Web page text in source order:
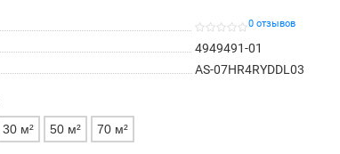
0 отзывов
4949491-01
AS-07HR4RYDDL03
30 м² 50 м² 70 м²